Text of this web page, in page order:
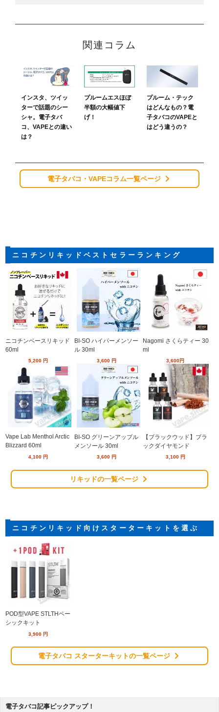
関連コラム
インスタ、ツイッ
ターで話題のシー
シャ。電子タバ
コ、VAPEとの違い
は？
プルームエスほぼ
半額の大幅値下
げ！
プルーム・テック
はどんなもの？電
子タバコのVAPEと
はどう違うの？
電子タバコ・VAPEコラム一覧ページ
ニコチンリキッドベストセラーランキング
ニコチンベースリキッド
60ml
5,200 円
BI-SO ハイパーメンソー
ル 30ml
3,600 円
Nagomi さくらティー 30
ml
3,600円
Vape Lab Menthol Arctic
Blizzard 60ml
4,100 円
BI-SO グリーンアップル
メンソール 30ml
3,600 円
【ブラックウッド】ブラ
ックダイヤモンド
3,100 円
リキッドの一覧ページ
ニコチンリキッド向けスターターキットを選ぶ
POD型VAPE STLTHベー
シックキット
3,900 円
電子タバコ スターターキットの一覧ページ
電子タバコ記事ピックアップ！